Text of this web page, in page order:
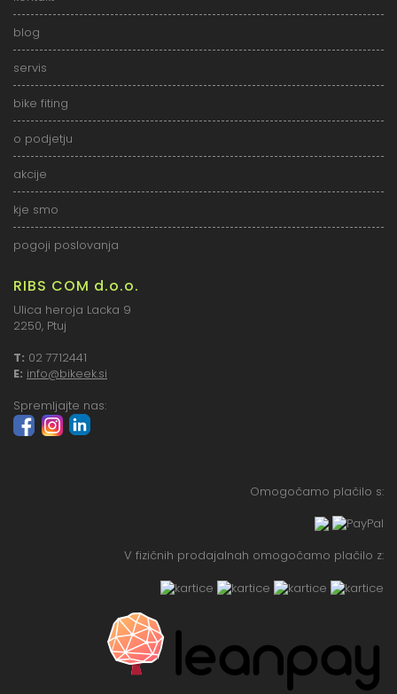
blog
servis
bike fiting
o podjetju
akcije
kje smo
pogoji poslovanja
RIBS COM d.o.o.
Ulica heroja Lacka 9
2250, Ptuj
T: 02 7712441
E: info@bikeek.si
Spremljajte nas:
Omogočamo plačilo s:
V fizičnih prodajalnah omogočamo plačilo z: